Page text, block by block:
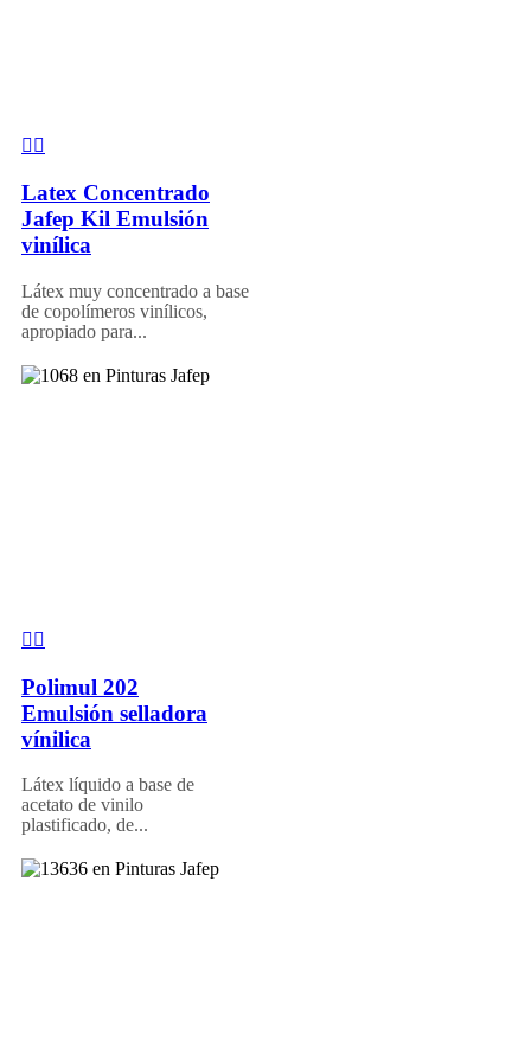
Latex Concentrado
Jafep Kil Emulsión
vinílica
Látex muy concentrado a base
de copolímeros vinílicos,
apropiado para...
Polimul 202
Emulsión selladora
vínilica
Látex líquido a base de
acetato de vinilo
plastificado, de...